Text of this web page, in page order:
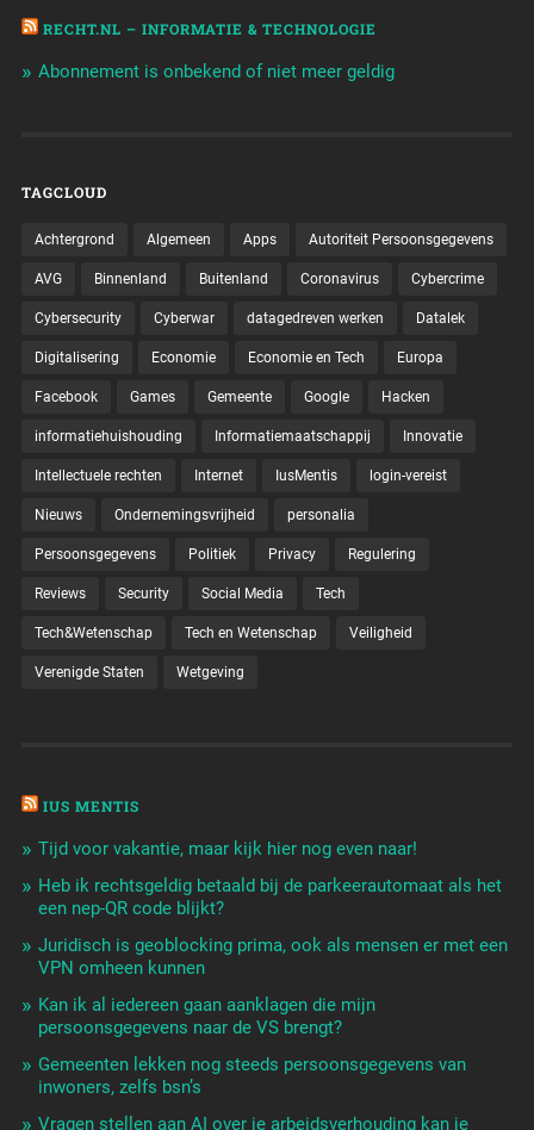
RECHT.NL – INFORMATIE & TECHNOLOGIE
Abonnement is onbekend of niet meer geldig
TAGCLOUD
Achtergrond Algemeen Apps Autoriteit Persoonsgegevens
AVG Binnenland Buitenland Coronavirus Cybercrime
Cybersecurity Cyberwar datagedreven werken Datalek
Digitalisering Economie Economie en Tech Europa
Facebook Games Gemeente Google Hacken
informatiehuishouding Informatiemaatschappij Innovatie
Intellectuele rechten Internet IusMentis login-vereist
Nieuws Ondernemingsvrijheid personalia
Persoonsgegevens Politiek Privacy Regulering
Reviews Security Social Media Tech
Tech&Wetenschap Tech en Wetenschap Veiligheid
Verenigde Staten Wetgeving
IUS MENTIS
Tijd voor vakantie, maar kijk hier nog even naar!
Heb ik rechtsgeldig betaald bij de parkeerautomaat als het
een nep-QR code blijkt?
Juridisch is geoblocking prima, ook als mensen er met een
VPN omheen kunnen
Kan ik al iedereen gaan aanklagen die mijn
persoonsgegevens naar de VS brengt?
Gemeenten lekken nog steeds persoonsgegevens van
inwoners, zelfs bsn’s
Vragen stellen aan AI over je arbeidsverhouding kan je